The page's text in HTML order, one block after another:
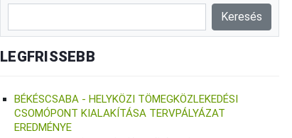
LEGFRISSEBB
BÉKÉSCSABA - HELYKÖZI TÖMEGKÖZLEKEDÉSI
CSOMÓPONT KIALAKÍTÁSA TERVPÁLYÁZAT
EREDMÉNYE